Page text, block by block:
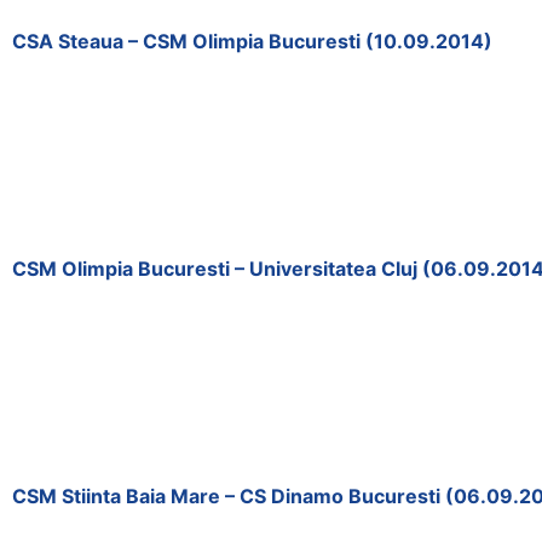
CSA Steaua – CSM Olimpia Bucuresti (10.09.2014)
CSM Olimpia Bucuresti – Universitatea Cluj
CSM Stiinta Baia Mare – CS Dinamo Bucuresti